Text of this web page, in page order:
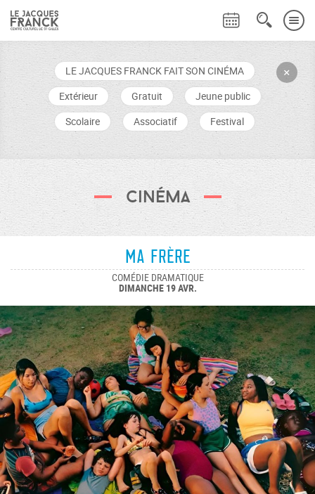
+
LE JACQUES FRANCK FAIT SON CINÉMA
Extérieur
Gratuit
Jeune public
Scolaire
Associatif Festival
Cinéma
Ma frère
COMÉDIE DRAMATIQUE
DIMANCHE 19 AVR.